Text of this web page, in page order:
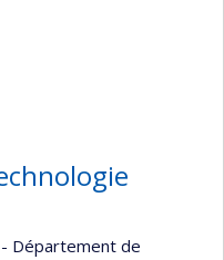
Département de